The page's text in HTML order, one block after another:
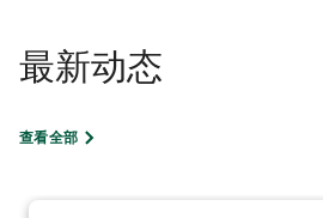
最新动态
查看全部